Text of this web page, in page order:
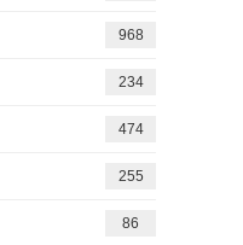
968
234
474
255
86